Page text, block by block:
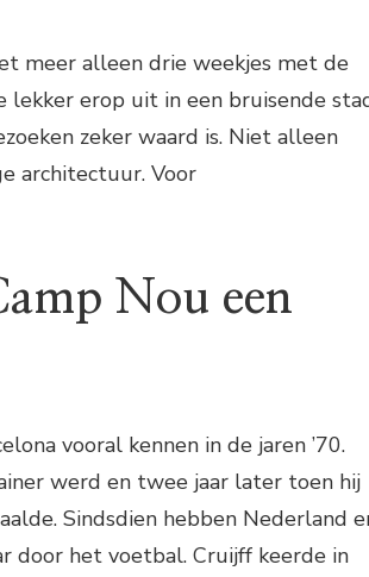
meer alleen drie weekjes met de
lekker erop uit in een bruisende
zeker waard is. Niet alleen
architectuur. Voor
Nou een
vooral kennen in de jaren ’70.
werd en twee jaar later toen hij
Sindsdien hebben Nederland
door het voetbal. Cruijff keerde in